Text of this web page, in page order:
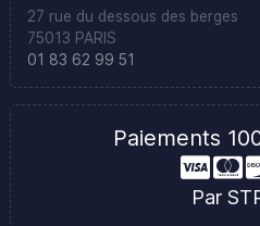
27 rue du dessous des berges
75013 PARIS
01 83 62 99 51
Paiements
Par